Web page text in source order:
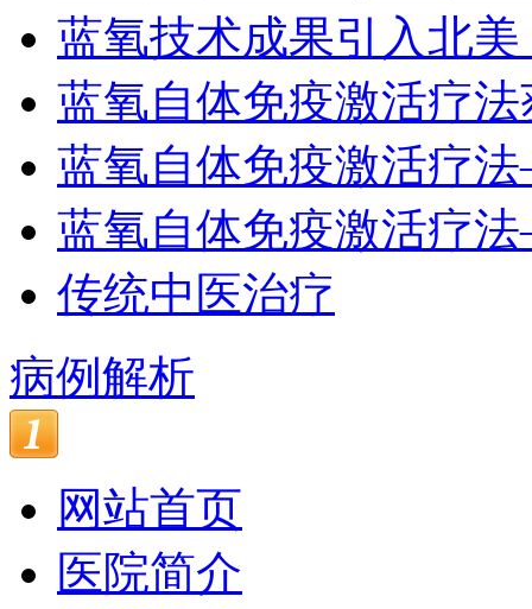
蓝氧技术成果引入北
蓝氧自体免疫激活疗
蓝氧自体免疫激活疗
蓝氧自体免疫激活疗
传统中医治疗
病例解析
网站首页
医院简介